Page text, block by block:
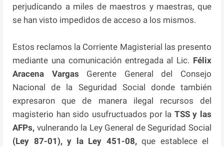
perjudicando a miles de maestros y maestras, que
se han visto impedidos de acceso a los mismos.
Estos reclamos la Corriente Magisterial las presento
mediante una comunicación entregada al Lic. Félix
Aracena Vargas Gerente General del Consejo
Nacional de la Seguridad Social donde también
expresaron que de manera ilegal recursos del
magisterio han sido usufructuados por la TSS y las
AFPs, vulnerando la Ley General de Seguridad Social
(Ley 87-01), y la Ley 451-08,que establece el